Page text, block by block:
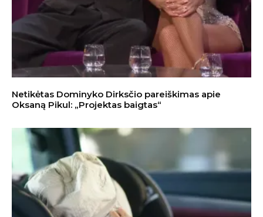
Netikėtas Dominyko Dirksčio pareiškimas apie
Oksaną Pikul: „Projektas baigtas“